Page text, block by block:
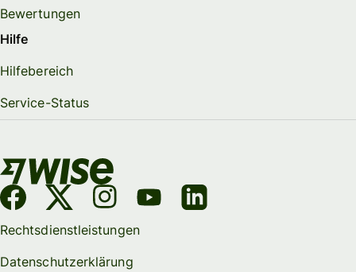
Bewertungen
Hilfe
Hilfebereich
Service-Status
Rechtsdienstleistungen
Datenschutzerklärung